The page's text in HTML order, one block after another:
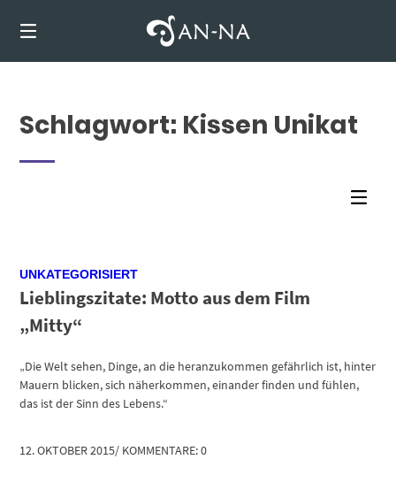
Inhalt
Schlagwort: Kissen Unikat
UNKATEGORISIERT
Lieblingszitate: Motto aus dem Film
„Mitty“
„Die Welt sehen, Dinge, an die heranzukommen gefährlich ist, hinter
Mauern blicken, sich näherkommen, einander finden und fühlen,
das ist der Sinn des Lebens.“
12. OKTOBER 2015/ KOMMENTARE: 0